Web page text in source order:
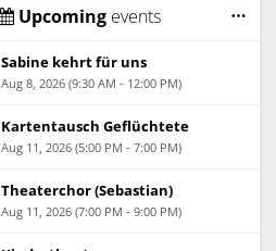
Kai Nitschecreated a new
Event "Sabine kehrt für uns".
Jul 9, 2026
Kai Nitsche
created a new
Event "Theater von Lumen".
Kai Nitsche
created a new
Event "CSD Planungstreffen".
Jun 30, 2026
Upcoming events
Sabine kehrt für uns
Aug 8, 2026 (9:30 AM - 12:00 PM)
Kartentausch Geflüchtete
Aug 11, 2026 (5:00 PM - 7:00 PM)
Theaterchor (Sebastian)
Aug 11, 2026 (7:00 PM - 9:00 PM)